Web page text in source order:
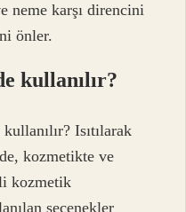
neme karşı direncini
önler.
kullanılır?
Isıtılarak
kozmetikte ve
kozmetik
seçenekler